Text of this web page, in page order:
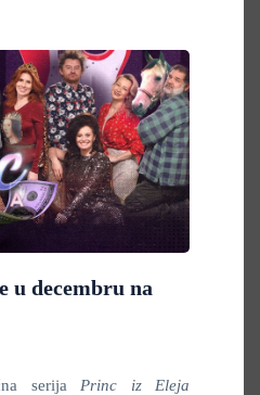
u decembru na
serija Princ iz Eleja